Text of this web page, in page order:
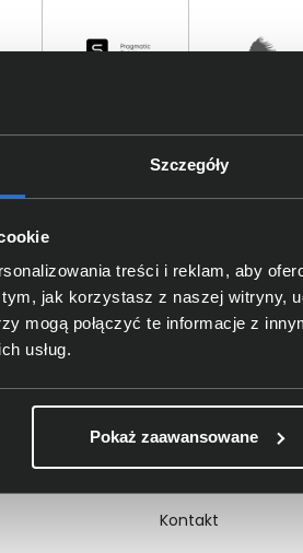
Szczegóły
treści i reklam, aby
jak korzystasz z naszej witryny,
mogą połączyć te informacje z
usług.
Pokaż zaawansowane
Certyfikaty i
Nagrody i
Polityka
wewnętrznych
Kontakt